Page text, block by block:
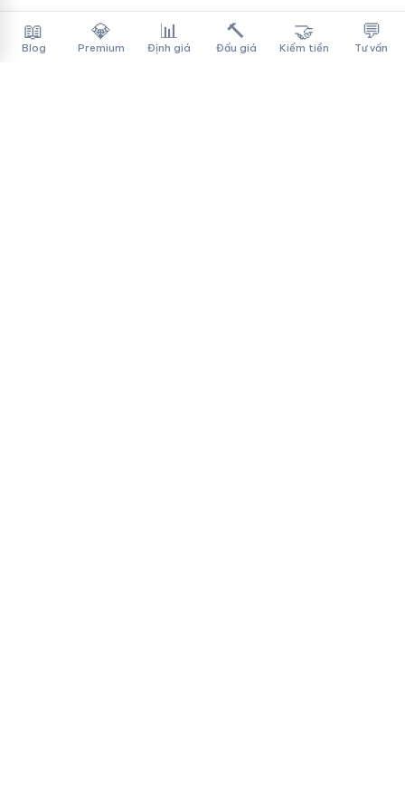
📖
Blog
💎
Premium
📊
Định giá
🔨
Đấu giá
🤝
Kiếm tiền
💬
Tư vấn